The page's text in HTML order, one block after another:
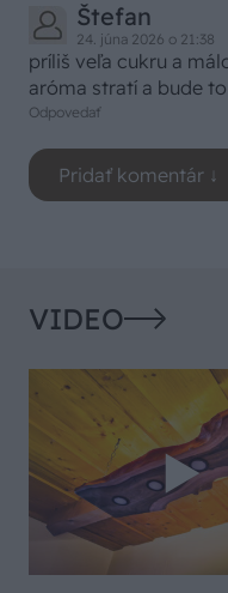
Štefan
24. júna 2026 o 21:38
príliš veľa cukru a
aróma stratí a bude
Odpovedať
VIDEO